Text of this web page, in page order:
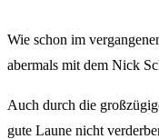
Wie schon im
abermals mit dem Nick
Auch durch die
gute Laune nicht